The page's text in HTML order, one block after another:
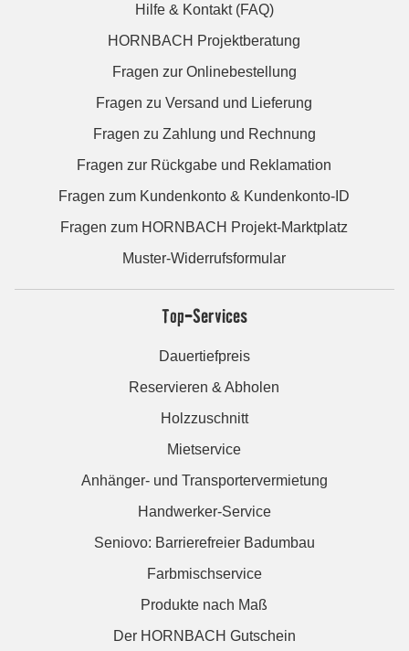
Hilfe & Kontakt (FAQ)
HORNBACH Projektberatung
Fragen zur Onlinebestellung
Fragen zu Versand und Lieferung
Fragen zu Zahlung und Rechnung
Fragen zur Rückgabe und Reklamation
Fragen zum Kundenkonto & Kundenkonto-ID
Fragen zum HORNBACH Projekt-Marktplatz
Muster-Widerrufsformular
Top-Services
Dauertiefpreis
Reservieren & Abholen
Holzzuschnitt
Mietservice
Anhänger- und Transportervermietung
Handwerker-Service
Seniovo: Barrierefreier Badumbau
Farbmischservice
Produkte nach Maß
Der HORNBACH Gutschein